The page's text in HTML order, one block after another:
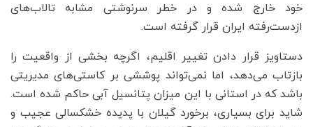
خود خارج شده و در خطر سرنوشتی مشابه تالاب‌های
ازدست‌رفته ایران قرار گرفته است.
دستاویز قرار دادن تغییر اقلیم، اگرچه بخشی از واقعیت را
بازتاب می‌دهد، اما نمی‌تواند پوششی بر کاستی‌های مدیریتی
باشد که در استانی با این میزان پتانسیل آبی حاکم شده است.
شاید برای بسیاری، برخورد گیلان با پدیده خشکسالی عجیب و